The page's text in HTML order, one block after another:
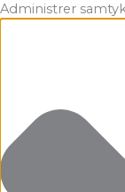
Administrer
Gå
til